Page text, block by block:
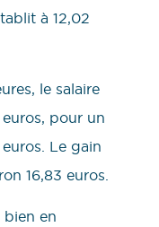
à 12,02
le salaire
pour un
Le gain
16,83 euros.
bien en